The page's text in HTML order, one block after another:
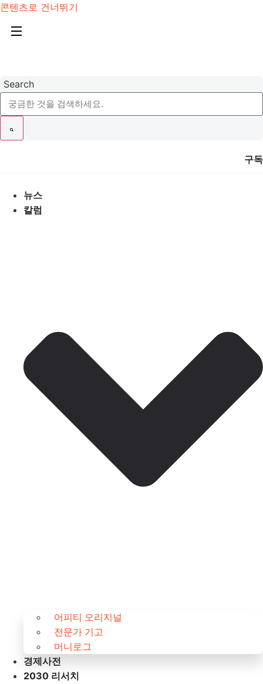
콘텐츠로 건너뛰기
Search
구독
뉴스
칼럼
어피티 오리지널
전문가 기고
머니로그
경제사전
2030 리서치